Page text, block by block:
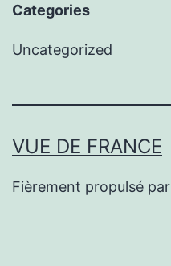
Categories
Uncategorized
VUE DE FRANCE
Fièrement propulsé par